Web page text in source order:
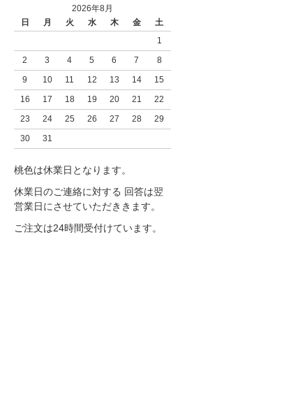
2026年8月
日
月 火 水 木 金
土
1
2
3 4 5 6 7
8
9
10 11 12 13 14
15
16
17 18 19 20 21
22
23
24 25 26 27 28
29
30
31
桃色は休業日となります。
休業日のご連絡に対する 回答は翌
営業日にさせていただききます。
ご注文は24時間受付けています。